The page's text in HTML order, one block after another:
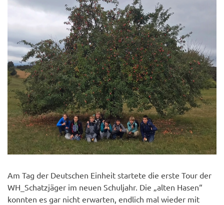
Am Tag der Deutschen Einheit startete die erste Tour der
WH_Schatzjäger im neuen Schuljahr. Die „alten Hasen“
konnten es gar nicht erwarten, endlich mal wieder mit